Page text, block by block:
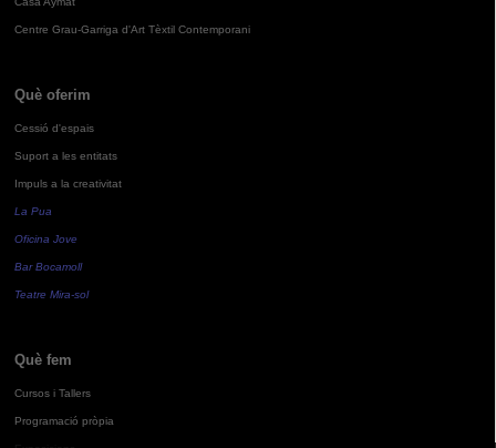
Centre Grau-Garriga d'Art Tèxtil Contemporani
Què oferim
Cessió d'espais
Suport a les entitats
Impuls a la creativitat
La Pua
Oficina Jove
Bar Bocamoll
Teatre Mira-sol
Què fem
Cursos i Tallers
Programació pròpia